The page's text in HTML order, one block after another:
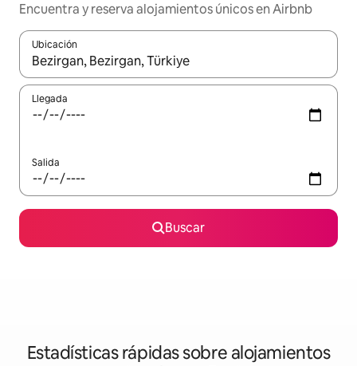
Encuentra y reserva alojamientos únicos en Airbnb
Ubicación
Cuando los resultados estén disponibles, navega con las
Llegada
Salida
Buscar
Estadísticas rápidas sobre alojamientos